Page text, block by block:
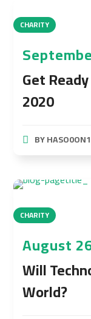
CHARITY
Get
2020
BY
CHARITY
August
Will
World?